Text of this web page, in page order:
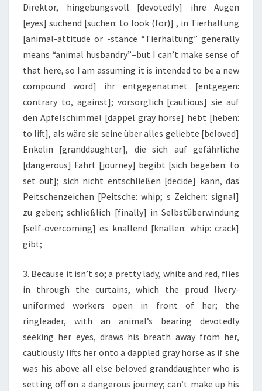
Direktor, hingebungsvoll [devotedly] ihre Augen
[eyes] suchend [suchen: to look (for)] , in Tierhaltung
[animal-attitude or -stance “Tierhaltung” generally
means “animal husbandry”–but I can’t make sense of
that here, so I am assuming it is intended to be a new
compound word] ihr entgegenatmet [entgegen:
contrary to, against]; vorsorglich [cautious] sie auf
den Apfelschimmel [dappel gray horse] hebt [heben:
to lift], als wäre sie seine über alles geliebte [beloved]
Enkelin [granddaughter], die sich auf gefährliche
[dangerous] Fahrt [journey] begibt [sich begeben: to
set out]; sich nicht entschließen [decide] kann, das
Peitschenzeichen [Peitsche: whip; s Zeichen: signal]
zu geben; schließlich [finally] in Selbstüberwindung
[self-overcoming] es knallend [knallen: whip: crack]
gibt;
3. Because it isn’t so; a pretty lady, white and red, flies
in through the curtains, which the proud livery-
uniformed workers open in front of her; the
ringleader, with an animal’s bearing devotedly
seeking her eyes, draws his breath away from her,
cautiously lifts her onto a dappled gray horse as if she
was his above all else beloved granddaughter who is
setting off on a dangerous journey; can’t make up his